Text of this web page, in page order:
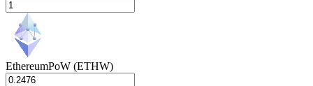
EthereumPoW (ETHW)